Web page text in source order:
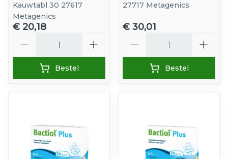
Kauwtabl 30 27617
Metagenics
€ 20,18
Bestel
27717 Metagenics
€ 30,01
Bestel